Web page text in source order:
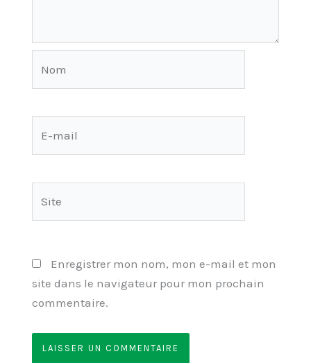
Enregistrer mon nom, mon e-mail et mon
site dans le navigateur pour mon prochain
commentaire.